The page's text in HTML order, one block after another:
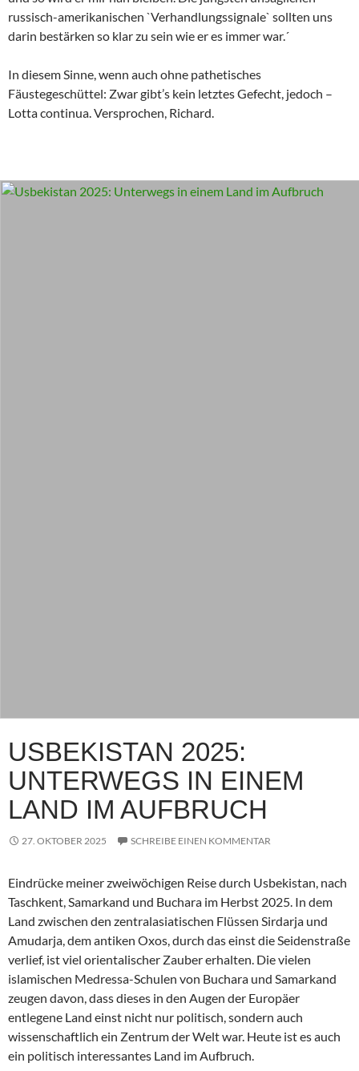
russisch-amerikanischen `Verhandlungssignale` sollten uns
darin bestärken so klar zu sein wie er es immer war.´
In diesem Sinne, wenn auch ohne pathetisches
Fäustegeschüttel: Zwar gibt’s kein letztes Gefecht, jedoch –
Lotta continua. Versprochen, Richard.
USBEKISTAN 2025:
UNTERWEGS IN EINEM
LAND IM AUFBRUCH
27. OKTOBER 2025 SCHREIBE EINEN KOMMENTAR
Eindrücke meiner zweiwöchigen Reise durch Usbekistan, nach
Taschkent, Samarkand und Buchara im Herbst 2025. In dem
Land zwischen den zentralasiatischen Flüssen Sirdarja und
Amudarja, dem antiken Oxos, durch das einst die Seidenstraße
verlief, ist viel orientalischer Zauber erhalten. Die vielen
islamischen Medressa-Schulen von Buchara und Samarkand
zeugen davon, dass dieses in den Augen der Europäer
entlegene Land einst nicht nur politisch, sondern auch
wissenschaftlich ein Zentrum der Welt war. Heute ist es auch
ein politisch interessantes Land im Aufbruch.